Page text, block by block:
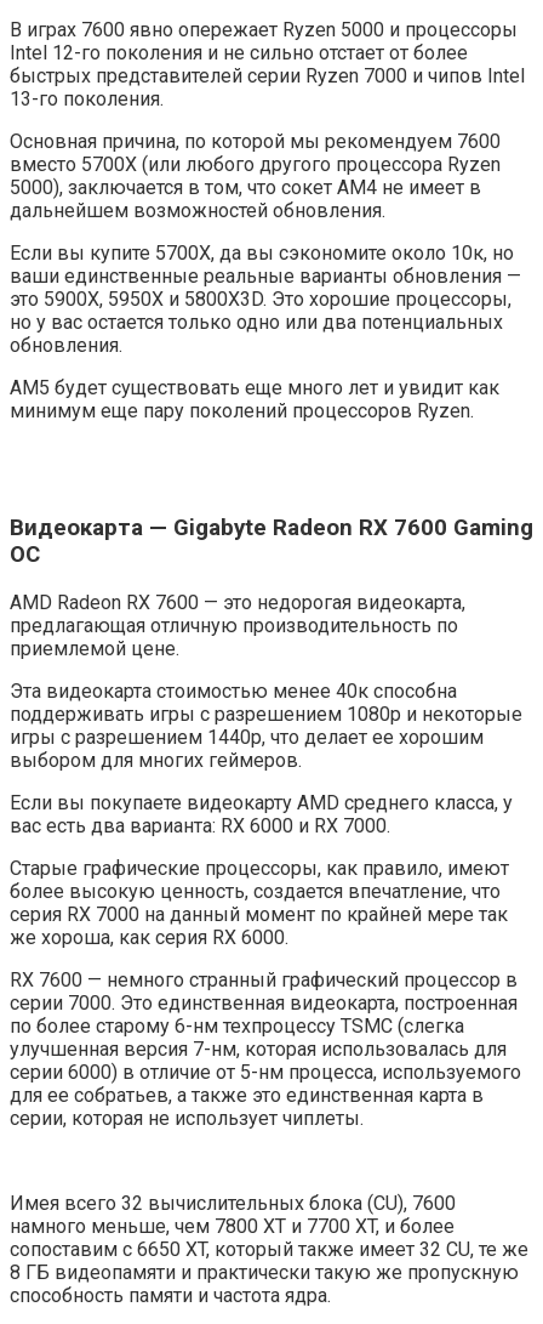
В играх 7600 явно опережает Ryzen 5000 и процессоры
Intel 12-го поколения и не сильно отстает от более
быстрых представителей серии Ryzen 7000 и чипов Intel
13-го поколения.
Основная причина, по которой мы рекомендуем 7600
вместо 5700X (или любого другого процессора Ryzen
5000), заключается в том, что сокет AM4 не имеет в
дальнейшем возможностей обновления.
Если вы купите 5700X, да вы сэкономите около 10к, но
ваши единственные реальные варианты обновления —
это 5900X, 5950X и 5800X3D. Это хорошие процессоры,
но у вас остается только одно или два потенциальных
обновления.
AM5 будет существовать еще много лет и увидит как
минимум еще пару поколений процессоров Ryzen.
Видеокарта — Gigabyte Radeon RX 7600 Gaming
OC
AMD Radeon RX 7600 — это недорогая видеокарта,
предлагающая отличную производительность по
приемлемой цене.
Эта видеокарта стоимостью менее 40к способна
поддерживать игры с разрешением 1080p и некоторые
игры с разрешением 1440p, что делает ее хорошим
выбором для многих геймеров.
Если вы покупаете видеокарту AMD среднего класса, у
вас есть два варианта: RX 6000 и RX 7000.
Старые графические процессоры, как правило, имеют
более высокую ценность, создается впечатление, что
серия RX 7000 на данный момент по крайней мере так
же хороша, как серия RX 6000.
RX 7600 — немного странный графический процессор в
серии 7000. Это единственная видеокарта, построенная
по более старому 6-нм техпроцессу TSMC (слегка
улучшенная версия 7-нм, которая использовалась для
серии 6000) в отличие от 5-нм процесса, используемого
для ее собратьев, а также это единственная карта в
серии, которая не использует чиплеты.
Имея всего 32 вычислительных блока (CU), 7600
намного меньше, чем 7800 XT и 7700 XT, и более
сопоставим с 6650 XT, который также имеет 32 CU, те же
8 ГБ видеопамяти и практически такую ​​же пропускную
способность памяти и частота ядра.